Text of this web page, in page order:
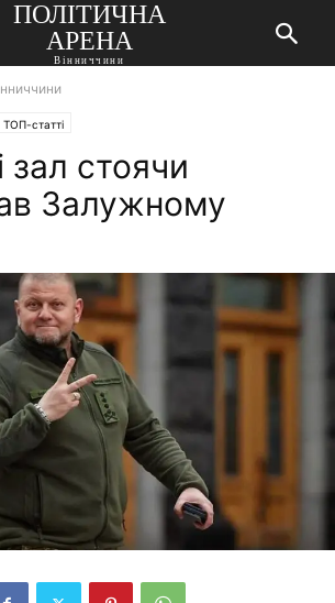
ПОЛІТИЧНА
АРЕНА
Вінниччини
ТОП-статті
зал стоячи
Залужному